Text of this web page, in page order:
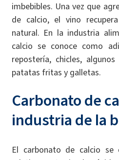
imbebibles. Una vez que
de calcio, el vino
natural. En la industria
calcio se conoce como
repostería, chicles,
patatas fritas y galletas.
Carbonato de
industria de la
El carbonato de calcio se